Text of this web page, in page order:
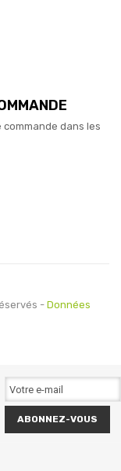
dans les
- Données
ABONNEZ-VOUS